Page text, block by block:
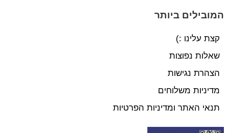
המובילים ביותר
קצת עלינו :)
שאלות נפוצות
הצהרת נגישות
מדיניות משלוחים
תנאי האתר ומדיניות הפרטיות